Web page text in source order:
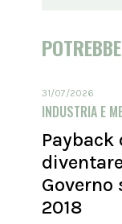
31/07/2026
INDUSTRIA E
2018